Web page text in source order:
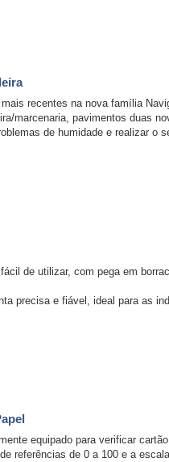
recentes na nova família
marcenaria, pavimentos duas
de humidade e realizar o
de utilizar, com pega em
precisa e fiável, ideal para as
equipado para verificar
referências de 0 a 100 e a